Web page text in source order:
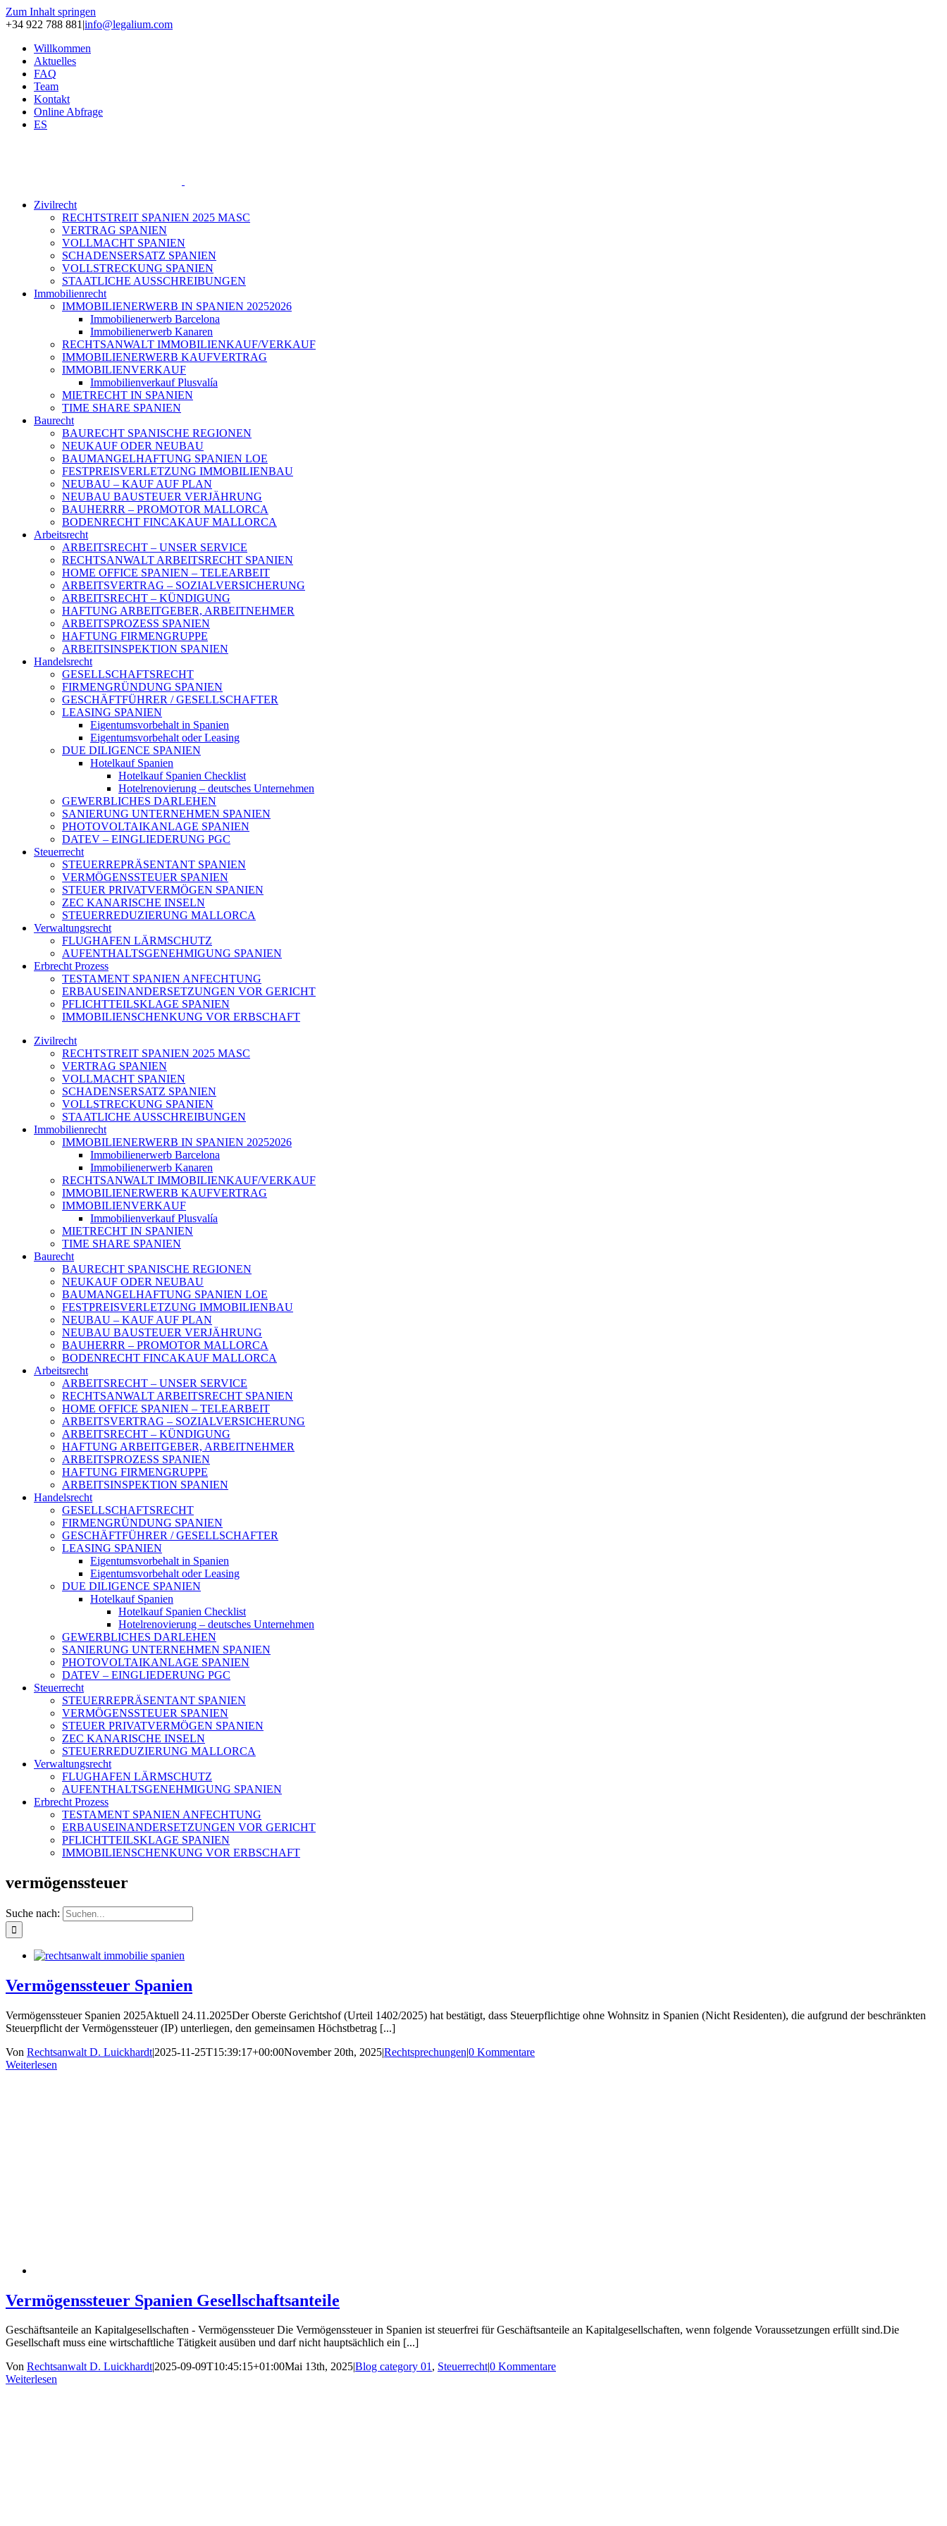
Zum Inhalt springen
+34 922 788 881 |info@legalium.com
Willkommen
Aktuelles
FAQ
Team
Kontakt
Online Abfrage
ES
Zivilrecht
RECHTSTREIT SPANIEN 2025 MASC
VERTRAG SPANIEN
VOLLMACHT SPANIEN
SCHADENSERSATZ SPANIEN
VOLLSTRECKUNG SPANIEN
STAATLICHE AUSSCHREIBUNGEN
Immobilienrecht
IMMOBILIENERWERB IN SPANIEN 20252026
Immobilienerwerb Barcelona
Immobilienerwerb Kanaren
RECHTSANWALT IMMOBILIENKAUF/VERKAUF
IMMOBILIENERWERB KAUFVERTRAG
IMMOBILIENVERKAUF
Immobilienverkauf Plusvalía
MIETRECHT IN SPANIEN
TIME SHARE SPANIEN
Baurecht
BAURECHT SPANISCHE REGIONEN
NEUKAUF ODER NEUBAU
BAUMANGELHAFTUNG SPANIEN LOE
FESTPREISVERLETZUNG IMMOBILIENBAU
NEUBAU – KAUF AUF PLAN
NEUBAU BAUSTEUER VERJÄHRUNG
BAUHERRR – PROMOTOR MALLORCA
BODENRECHT FINCAKAUF MALLORCA
Arbeitsrecht
ARBEITSRECHT – UNSER SERVICE
RECHTSANWALT ARBEITSRECHT SPANIEN
HOME OFFICE SPANIEN – TELEARBEIT
ARBEITSVERTRAG – SOZIALVERSICHERUNG
ARBEITSRECHT – KÜNDIGUNG
HAFTUNG ARBEITGEBER, ARBEITNEHMER
ARBEITSPROZESS SPANIEN
HAFTUNG FIRMENGRUPPE
ARBEITSINSPEKTION SPANIEN
Handelsrecht
GESELLSCHAFTSRECHT
FIRMENGRÜNDUNG SPANIEN
GESCHÄFTFÜHRER / GESELLSCHAFTER
LEASING SPANIEN
Eigentumsvorbehalt in Spanien
Eigentumsvorbehalt oder Leasing
DUE DILIGENCE SPANIEN
Hotelkauf Spanien
Hotelkauf Spanien Checklist
Hotelrenovierung – deutsches Unternehmen
GEWERBLICHES DARLEHEN
SANIERUNG UNTERNEHMEN SPANIEN
PHOTOVOLTAIKANLAGE SPANIEN
DATEV – EINGLIEDERUNG PGC
Steuerrecht
STEUERREPRÄSENTANT SPANIEN
VERMÖGENSSTEUER SPANIEN
STEUER PRIVATVERMÖGEN SPANIEN
ZEC KANARISCHE INSELN
STEUERREDUZIERUNG MALLORCA
Verwaltungsrecht
FLUGHAFEN LÄRMSCHUTZ
AUFENTHALTSGENEHMIGUNG SPANIEN
Erbrecht Prozess
TESTAMENT SPANIEN ANFECHTUNG
ERBAUSEINANDERSETZUNGEN VOR GERICHT
PFLICHTTEILSKLAGE SPANIEN
IMMOBILIENSCHENKUNG VOR ERBSCHAFT
Zivilrecht
RECHTSTREIT SPANIEN 2025 MASC
VERTRAG SPANIEN
VOLLMACHT SPANIEN
SCHADENSERSATZ SPANIEN
VOLLSTRECKUNG SPANIEN
STAATLICHE AUSSCHREIBUNGEN
Immobilienrecht
IMMOBILIENERWERB IN SPANIEN 20252026
Immobilienerwerb Barcelona
Immobilienerwerb Kanaren
RECHTSANWALT IMMOBILIENKAUF/VERKAUF
IMMOBILIENERWERB KAUFVERTRAG
IMMOBILIENVERKAUF
Immobilienverkauf Plusvalía
MIETRECHT IN SPANIEN
TIME SHARE SPANIEN
Baurecht
BAURECHT SPANISCHE REGIONEN
NEUKAUF ODER NEUBAU
BAUMANGELHAFTUNG SPANIEN LOE
FESTPREISVERLETZUNG IMMOBILIENBAU
NEUBAU – KAUF AUF PLAN
NEUBAU BAUSTEUER VERJÄHRUNG
BAUHERRR – PROMOTOR MALLORCA
BODENRECHT FINCAKAUF MALLORCA
Arbeitsrecht
ARBEITSRECHT – UNSER SERVICE
RECHTSANWALT ARBEITSRECHT SPANIEN
HOME OFFICE SPANIEN – TELEARBEIT
ARBEITSVERTRAG – SOZIALVERSICHERUNG
ARBEITSRECHT – KÜNDIGUNG
HAFTUNG ARBEITGEBER, ARBEITNEHMER
ARBEITSPROZESS SPANIEN
HAFTUNG FIRMENGRUPPE
ARBEITSINSPEKTION SPANIEN
Handelsrecht
GESELLSCHAFTSRECHT
FIRMENGRÜNDUNG SPANIEN
GESCHÄFTFÜHRER / GESELLSCHAFTER
LEASING SPANIEN
Eigentumsvorbehalt in Spanien
Eigentumsvorbehalt oder Leasing
DUE DILIGENCE SPANIEN
Hotelkauf Spanien
Hotelkauf Spanien Checklist
Hotelrenovierung – deutsches Unternehmen
GEWERBLICHES DARLEHEN
SANIERUNG UNTERNEHMEN SPANIEN
PHOTOVOLTAIKANLAGE SPANIEN
DATEV – EINGLIEDERUNG PGC
Steuerrecht
STEUERREPRÄSENTANT SPANIEN
VERMÖGENSSTEUER SPANIEN
STEUER PRIVATVERMÖGEN SPANIEN
ZEC KANARISCHE INSELN
STEUERREDUZIERUNG MALLORCA
Verwaltungsrecht
FLUGHAFEN LÄRMSCHUTZ
AUFENTHALTSGENEHMIGUNG SPANIEN
Erbrecht Prozess
TESTAMENT SPANIEN ANFECHTUNG
ERBAUSEINANDERSETZUNGEN VOR GERICHT
PFLICHTTEILSKLAGE SPANIEN
IMMOBILIENSCHENKUNG VOR ERBSCHAFT
vermögenssteuer
Suche nach:
Vermögenssteuer Spanien
Vermögenssteuer Spanien 2025Aktuell 24.11.2025Der Oberste Gerichtshof (Urteil 1402/2025) hat bestätigt, dass Steuerpflichtige ohne Wohnsitz in Spanien (Nicht Residenten), die aufgrund der beschränkten
Steuerpflicht der Vermögenssteuer (IP) unterliegen, den gemeinsamen Höchstbetrag [...]
Von Rechtsanwalt D. Luickhardt|2025-11-25T15:39:17+00:00November 20th, 2025|Rechtsprechungen|0 Kommentare
Weiterlesen
Vermögenssteuer Spanien Gesellschaftsanteile
Geschäftsanteile an Kapitalgesellschaften - Vermögenssteuer Die Vermögenssteuer in Spanien ist steuerfrei für Geschäftsanteile an Kapitalgesellschaften, wenn folgende Voraussetzungen erfüllt sind.Die
Gesellschaft muss eine wirtschaftliche Tätigkeit ausüben und darf nicht hauptsächlich ein [...]
Von Rechtsanwalt D. Luickhardt|2025-09-09T10:45:15+01:00Mai 13th, 2025|Blog category 01, Steuerrecht|0 Kommentare
Weiterlesen